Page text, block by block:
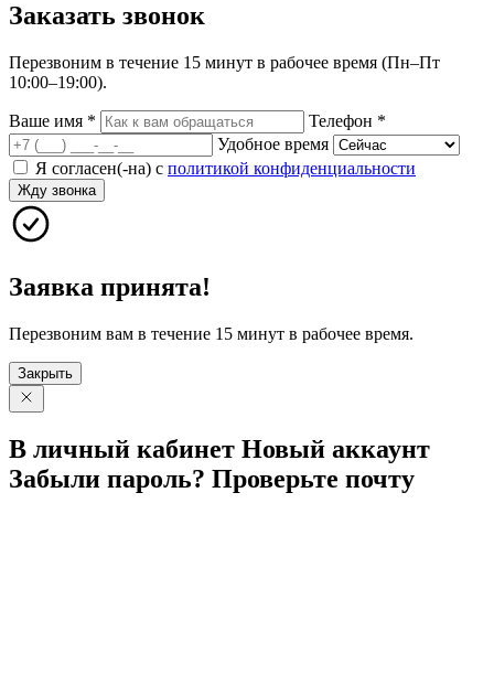
Заказать звонок
Перезвоним в течение 15 минут в рабочее время (Пн–Пт
10:00–19:00).
Ваше имя * Телефон *
Удобное время
Я согласен(-на) с политикой конфиденциальности
Жду звонка
Заявка принята!
Перезвоним вам в течение 15 минут в рабочее время.
Закрыть
В личный кабинет Новый аккаунт
Забыли пароль? Проверьте почту